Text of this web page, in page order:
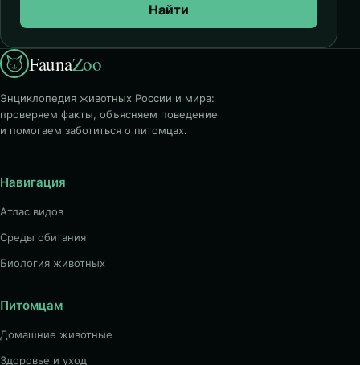
Найти
FaunaZoo
Энциклопедия животных России и мира:
проверяем факты, объясняем поведение
и помогаем заботиться о питомцах.
Навигация
Атлас видов
Среды обитания
Биология животных
Питомцам
Домашние животные
Здоровье и уход